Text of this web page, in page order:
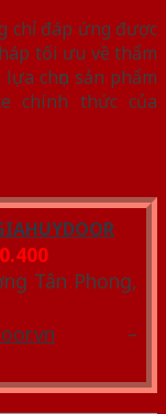
chỉ đáp ứng được
tối ưu về thẩm
chọn sản phẩm
chính thức của
Tân Phong,
–